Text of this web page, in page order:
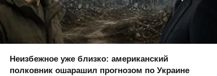
Неизбежное уже близко: американский
полковник ошарашил прогнозом по Украине